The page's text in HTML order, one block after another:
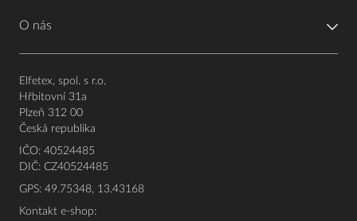
O nás
Elfetex, spol. s r.o.
Hřbitovní 31a
Plzeň 312 00
Česká republika
IČO: 40524485
DIČ: CZ40524485
GPS: 49.75348, 13.43168
Kontakt e-shop: